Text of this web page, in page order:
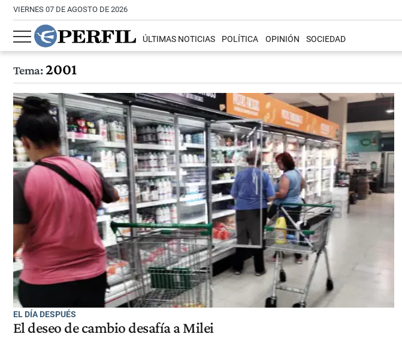
VIERNES 07 DE AGOSTO DE 2026
ÚLTIMAS NOTICIAS POLÍTICA OPINIÓN SOCIEDAD
Tema:2001
EL DÍA DESPUÉS
El deseo de cambio desafía a Milei